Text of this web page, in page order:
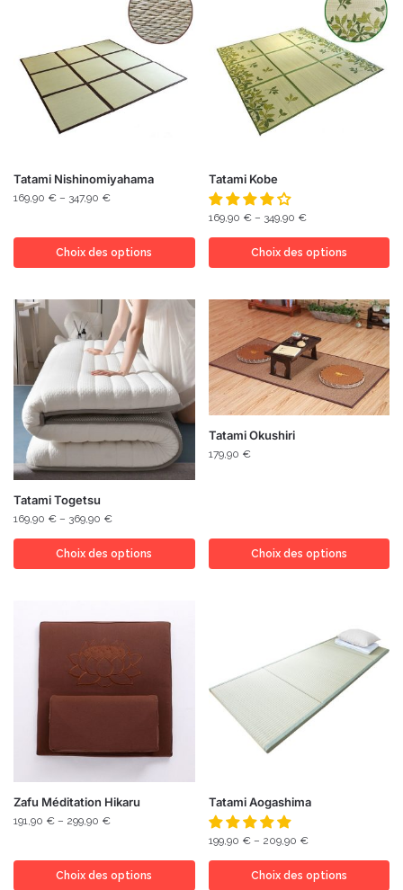
Tatami Nishinomiyahama
169,90 € – 347,90 €
Choix des options
Tatami Kobe
169,90 € – 349,90 €
Choix des options
Tatami Togetsu
169,90 € – 369,90 €
Choix des options
Tatami Okushiri
179,90 €
Choix des options
Zafu Méditation Hikaru
191,90 € – 299,90 €
Choix des options
Tatami Aogashima
199,90 € – 209,90 €
Choix des options